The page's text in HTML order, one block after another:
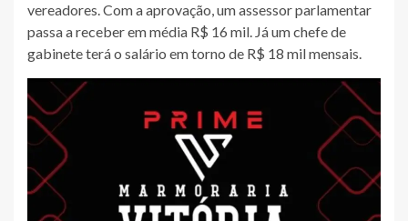
vereadores. Com a aprovação, um assessor parlamentar
passa a receber em média R$ 16 mil. Já um chefe de
gabinete terá o salário em torno de R$ 18 mil mensais.